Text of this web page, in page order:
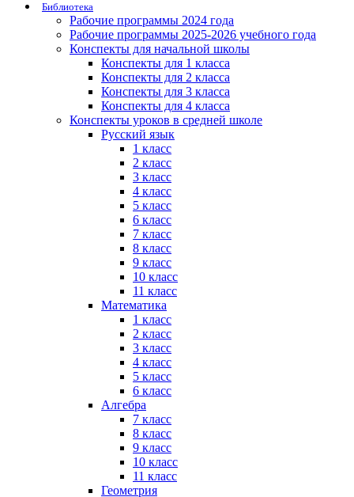
Библиотека
Рабочие программы 2024 года
Рабочие программы 2025-2026 учебного года
Конспекты для начальной школы
Конспекты для 1 класса
Конспекты для 2 класса
Конспекты для 3 класса
Конспекты для 4 класса
Конспекты уроков в средней школе
Русский язык
1 класс
2 класс
3 класс
4 класс
5 класс
6 класс
7 класс
8 класс
9 класс
10 класс
11 класс
Математика
1 класс
2 класс
3 класс
4 класс
5 класс
6 класс
Алгебра
7 класс
8 класс
9 класс
10 класс
11 класс
Геометрия